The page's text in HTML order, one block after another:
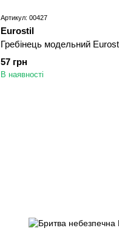
Артикул: 00427
Eurostil
Гребінець модельний
57 грн
В наявності